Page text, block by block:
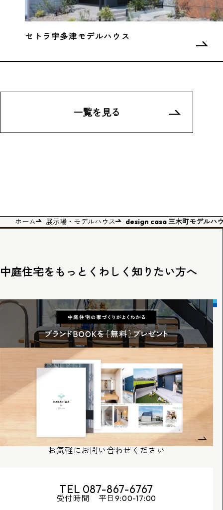
セトラ宇多津モデルハウス
一覧を見る
ホーム 展示場・モデルハウス design casa 三木町モデルハ
中庭住宅をもっとくわしく知りたい方へ
お気軽にお問い合わせください
TEL 087-867-6767
受付時間 平日9:00-17:00